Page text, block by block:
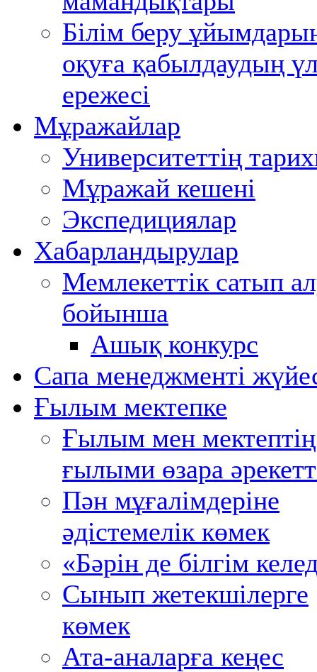
Білім беру
оқуға қабылдаудың
ережесі
Мұражайлар
Университеттің
Мұражай кешені
Экспедициялар
Хабарландырулар
Мемлекеттік сатып
бойынша
Ашық конкурс
Сапа менеджменті
Ғылым мектепке
Ғылым мен мектептің
ғылыми өзара
Пән мұғалімдеріне
әдістемелік көмек
«Бәрін де білгім
Сынып жетекшілерге
көмек
Ата-аналарға кеңес